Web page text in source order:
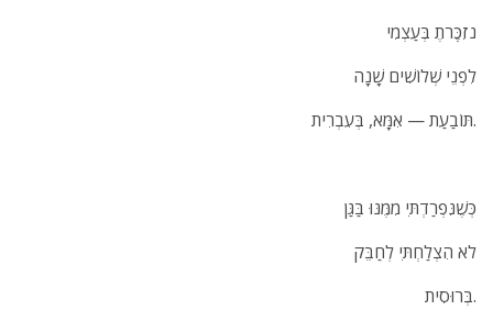
נזִכְֶּרתֶ בְּעַצְמִי
לִפְנֵי שְׁלוֹשִׁים שָׁנָה
תּוֹבַעַת — אִמָּא, בְּעִבְרִית.
כְּשֶׁנִּפְרַדְתִּי מִמֶּנּוּ בַּגַּן
לֹא הִצְלַחְתִּי לְחַבֵּק
בְּרוּסִית.